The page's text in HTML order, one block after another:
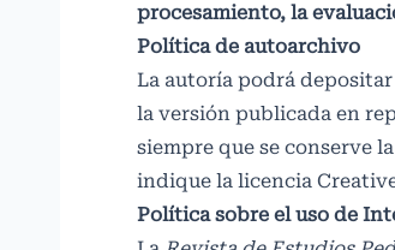
procesamiento, la
Política de autoarchivo
La autoría podrá
la versión publicada en
siempre que se conserve
indique la licencia
Política sobre el uso de